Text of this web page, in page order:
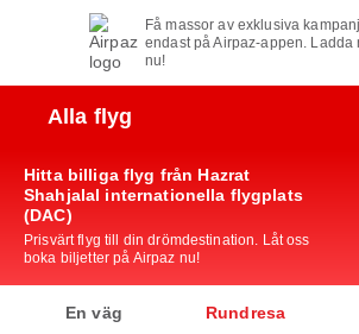
Få massor av exklusiva
endast på Airpaz-appen. Ladda
nu!
Alla flyg
Hitta billiga flyg från Hazrat
Shahjalal internationella flygplats
(DAC)
Prisvärt flyg till din drömdestination. Låt oss
boka biljetter på Airpaz nu!
En väg Rundresa